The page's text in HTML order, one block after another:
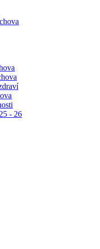
- 26